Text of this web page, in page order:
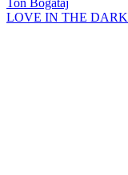
LOVE IN THE DARK